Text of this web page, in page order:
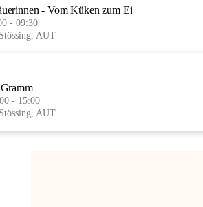
- Vom Küken zum Ei
- 09:30
AUT
- 15:00
AUT